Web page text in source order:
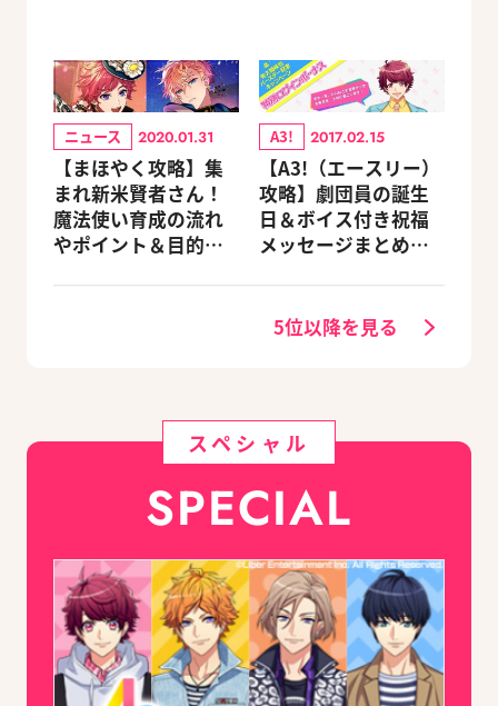
ニュース 2020.01.31
【まほやく攻略】集
まれ新米賢者さん！
魔法使い育成の流れ
やポイント＆目的別
A3! 2017.02.15
【A3!（エースリー）
攻略】劇団員の誕生
日＆ボイス付き祝福
メッセージまとめ
5位以降を見る
スペシャル
SPECIAL